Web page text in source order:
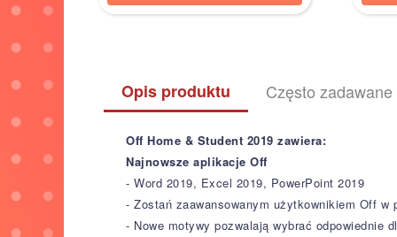
Opis produktu Często
Off Home & Student 2019 zawiera:
Najnowsze aplikacje Off
- Word 2019, Excel 2019, PowerPoint 2019
- Zostań zaawansowanym użytkownikiem Off
- Nowe motywy pozwalają wybrać